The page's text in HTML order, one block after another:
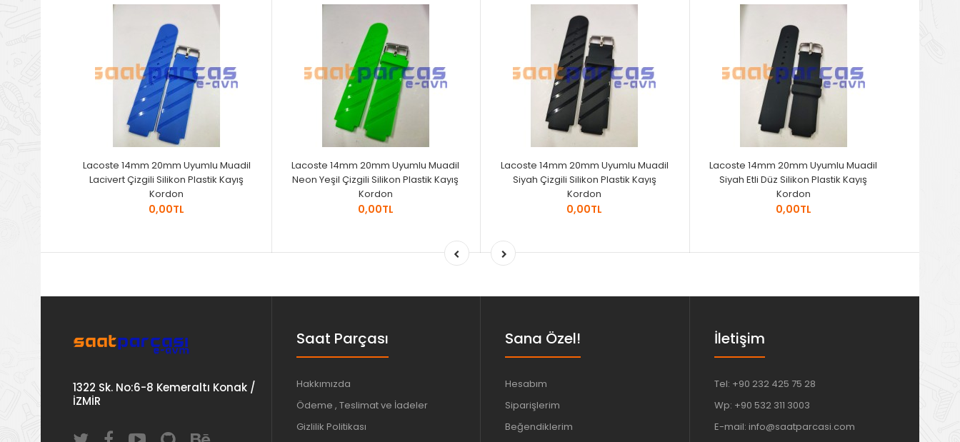
Lacoste 14mm 20mm Uyumlu Muadil
Lacivert Çizgili Silikon Plastik Kayış
Kordon
0,00TL
Lacoste 14mm 20mm Uyumlu Muadil
Neon Yeşil Çizgili Silikon Plastik Kayış
Kordon
0,00TL
Lacoste 14mm 20mm Uyumlu Muadil
Siyah Çizgili Silikon Plastik Kayış
Kordon
0,00TL
Lacoste 14mm 20mm Uyumlu Muadil
Siyah Etli Düz Silikon Plastik Kayış
Kordon
0,00TL
1322 Sk. No:6-8 Kemeraltı Konak /
İZMİR
Saat Parçası
Hakkımızda
Ödeme , Teslimat ve İadeler
Gizlilik Politikası
Sana Özel!
Hesabım
Siparişlerim
Beğendiklerim
İletişim
Tel: +90 232 425 75 28
Wp: +90 532 311 3003
E-mail: info@saatparcasi.com